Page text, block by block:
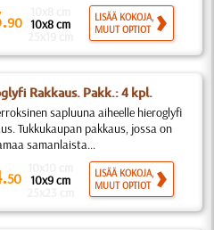
90 10x8 cm
LISÄÄ KOKOJA,
MUUT OPTIOT
Rakkaus. Pakk.: 4 kpl.
sapluuna aiheelle hieroglyfi
Tukkukaupan pakkaus, jossa on
samanlaista...
50 10x9 cm
LISÄÄ KOKOJA,
MUUT OPTIOT